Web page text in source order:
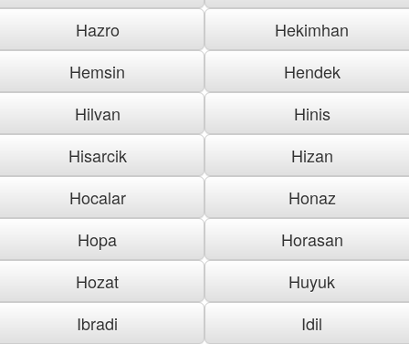
Hazro
Hekimhan
Hemsin
Hendek
Hilvan
Hinis
Hisarcik
Hizan
Hocalar
Honaz
Hopa
Horasan
Hozat
Huyuk
Ibradi
Idil